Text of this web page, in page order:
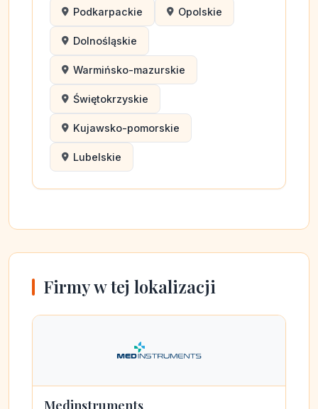
Podkarpackie Opolskie
Dolnośląskie
Warmińsko-mazurskie
Świętokrzyskie
Kujawsko-pomorskie
Lubelskie
Firmy w tej lokalizacji
Medinstruments